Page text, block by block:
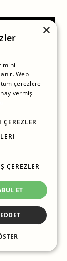
Tarihleri
etrafında
×
Web
çerezlere
vermiş
ÇEREZLER
ÇEREZLER
ET